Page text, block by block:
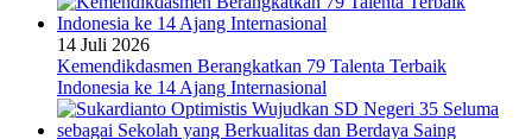
14 Juli 2026
Kemendikdasmen Berangkatkan 79 Talenta Terbaik
Indonesia ke 14 Ajang Internasional